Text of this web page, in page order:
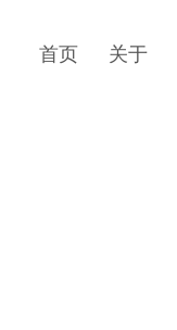
首页 关于